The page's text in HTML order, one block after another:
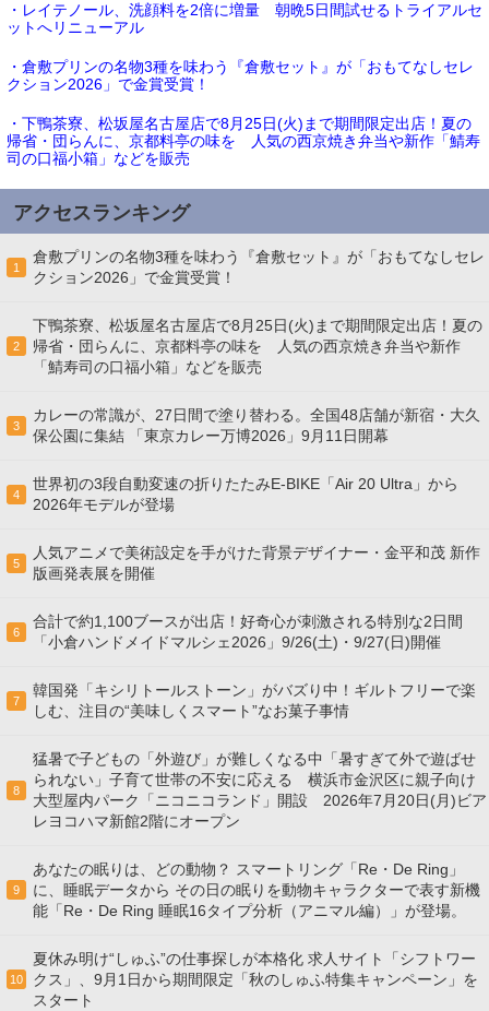
・レイテノール、洗顔料を2倍に増量 朝晩5日間試せるトライアルセ
ットへリニューアル
・倉敷プリンの名物3種を味わう『倉敷セット』が「おもてなしセレ
クション2026」で金賞受賞！
・下鴨茶寮、松坂屋名古屋店で8月25日(火)まで期間限定出店！夏の
帰省・団らんに、京都料亭の味を 人気の西京焼き弁当や新作「鯖寿
司の口福小箱」などを販売
アクセスランキング
1
倉敷プリンの名物3種を味わう『倉敷セット』が「おもてなしセレ
クション2026」で金賞受賞！
2
下鴨茶寮、松坂屋名古屋店で8月25日(火)まで期間限定出店！夏の
帰省・団らんに、京都料亭の味を 人気の西京焼き弁当や新作
「鯖寿司の口福小箱」などを販売
3
カレーの常識が、27日間で塗り替わる。全国48店舗が新宿・大久
保公園に集結 「東京カレー万博2026」9月11日開幕
4
世界初の3段自動変速の折りたたみE-BIKE「Air 20 Ultra」から
2026年モデルが登場
5
人気アニメで美術設定を手がけた背景デザイナー・金平和茂 新作
版画発表展を開催
6
合計で約1,100ブースが出店！好奇心が刺激される特別な2日間
「小倉ハンドメイドマルシェ2026」9/26(土)・9/27(日)開催
7
韓国発「キシリトールストーン」がバズり中！ギルトフリーで楽
しむ、注目の“美味しくスマート”なお菓子事情
8
猛暑で子どもの「外遊び」が難しくなる中「暑すぎて外で遊ばせ
られない」子育て世帯の不安に応える 横浜市金沢区に親子向け
大型屋内パーク「ニコニコランド」開設 2026年7月20日(月)ビア
レヨコハマ新館2階にオープン
9
あなたの眠りは、どの動物？ スマートリング「Re・De Ring」
に、睡眠データから その日の眠りを動物キャラクターで表す新機
能「Re・De Ring 睡眠16タイプ分析（アニマル編）」が登場。
10
夏休み明け“しゅふ”の仕事探しが本格化 求人サイト「シフトワー
クス」、9月1日から期間限定「秋のしゅふ特集キャンペーン」を
スタート